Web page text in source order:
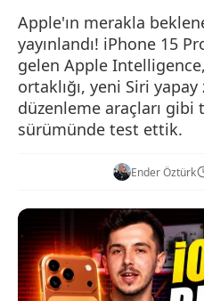
Apple'ın merakla
yayınlandı! iPhone 15
gelen Apple
ortaklığı, yeni Siri
düzenleme araçları
sürümünde test ettik.
Ender Öztürk